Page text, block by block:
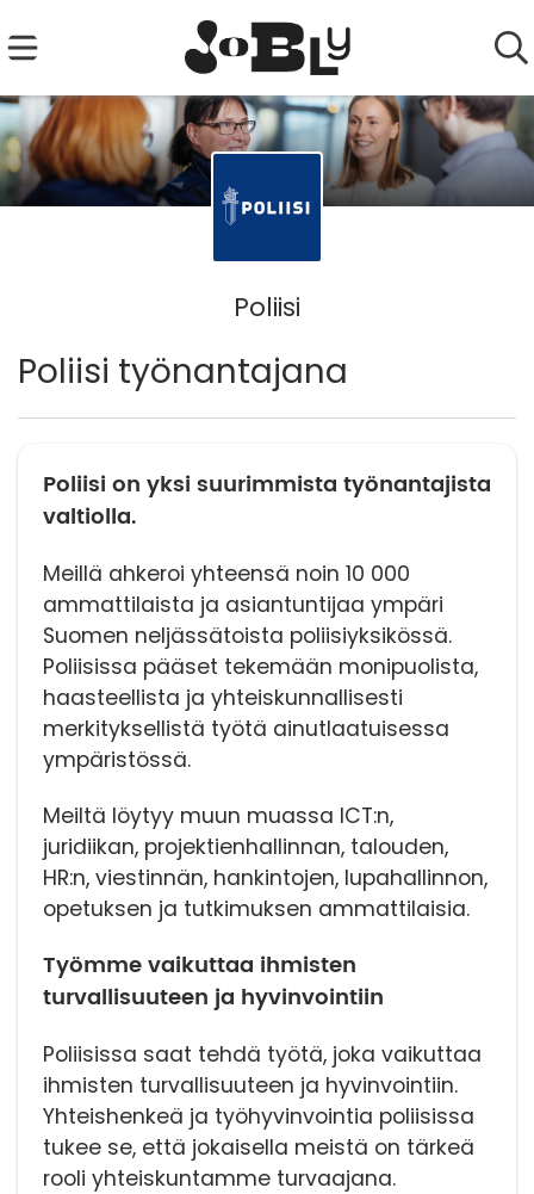
Poliisi
Poliisi työnantajana
Poliisi on yksi suurimmista työnantajista
valtiolla.
Meillä ahkeroi yhteensä noin 10 000
ammattilaista ja asiantuntijaa ympäri
Suomen neljässätoista poliisiyksikössä.
Poliisissa pääset tekemään monipuolista,
haasteellista ja yhteiskunnallisesti
merkityksellistä työtä ainutlaatuisessa
ympäristössä.
Meiltä löytyy muun muassa ICT:n,
juridiikan, projektienhallinnan, talouden,
HR:n, viestinnän, hankintojen, lupahallinnon,
opetuksen ja tutkimuksen ammattilaisia.
Työmme vaikuttaa ihmisten
turvallisuuteen ja hyvinvointiin
Poliisissa saat tehdä työtä, joka vaikuttaa
ihmisten turvallisuuteen ja hyvinvointiin.
Yhteishenkeä ja työhyvinvointia poliisissa
tukee se, että jokaisella meistä on tärkeä
rooli yhteiskuntamme turvaajana.